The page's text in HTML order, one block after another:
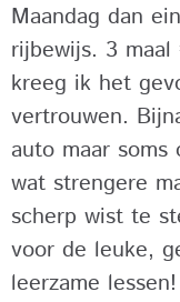
Maandag dan
rijbewijs. 3
kreeg ik het
vertrouwen.
auto maar
wat strengere
scherp wist te
voor de leuke,
leerzame